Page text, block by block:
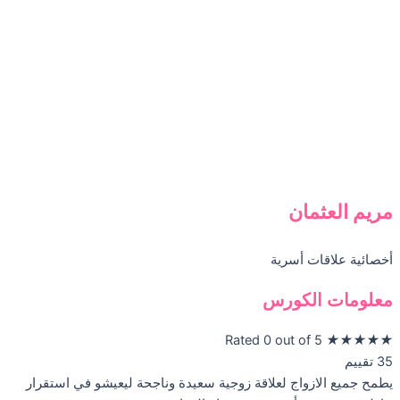
مريم العثمان
أخصائية علاقات أسرية
معلومات الكورس
★
★
★
★
★
Rated 0 out of 5
35 تقييم
يطمح جميع الازواج لعلاقة زوجية سعيدة وناجحة ليعيشو في استقرار